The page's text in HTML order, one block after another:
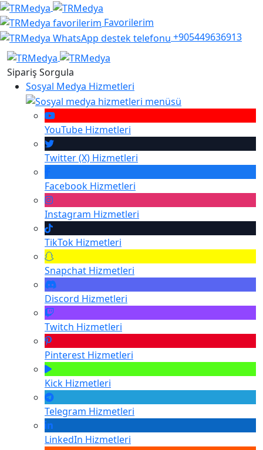
Favorilerim
+905449636913
Sipariş Sorgula
Sosyal Medya Hizmetleri
YouTube Hizmetleri
Twitter (X) Hizmetleri
Facebook Hizmetleri
Instagram Hizmetleri
TikTok Hizmetleri
Snapchat Hizmetleri
Discord Hizmetleri
Twitch Hizmetleri
Pinterest Hizmetleri
Kick Hizmetleri
Telegram Hizmetleri
LinkedIn Hizmetleri